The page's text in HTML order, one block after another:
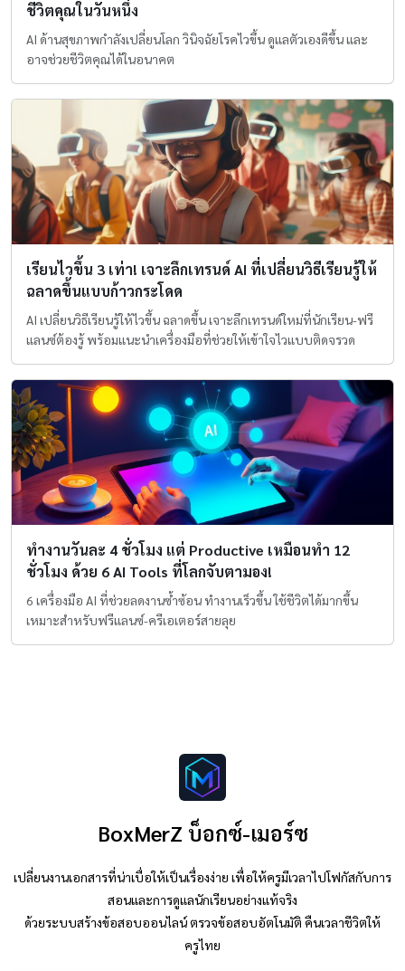
ชีวิตคุณในวันหนึ่ง
AI ด้านสุขภาพกำลังเปลี่ยนโลก วินิจฉัยโรคไวขึ้น ดูแลตัวเองดีขึ้น และ
อาจช่วยชีวิตคุณได้ในอนาคต
เรียนไวขึ้น 3 เท่า! เจาะลึกเทรนด์ AI ที่เปลี่ยนวิธีเรียนรู้ให้
ฉลาดขึ้นแบบก้าวกระโดด
AI เปลี่ยนวิธีเรียนรู้ให้ไวขึ้น ฉลาดขึ้น เจาะลึกเทรนด์ใหม่ที่นักเรียน-ฟรี
แลนซ์ต้องรู้ พร้อมแนะนำเครื่องมือที่ช่วยให้เข้าใจไวแบบติดจรวด
ทำงานวันละ 4 ชั่วโมง แต่ Productive เหมือนทำ 12
ชั่วโมง ด้วย 6 AI Tools ที่โลกจับตามอง!
6 เครื่องมือ AI ที่ช่วยลดงานซ้ำซ้อน ทำงานเร็วขึ้น ใช้ชีวิตได้มากขึ้น
เหมาะสำหรับฟรีแลนซ์-ครีเอเตอร์สายลุย
BoxMerZ บ็อกซ์-เมอร์ซ
เปลี่ยนงานเอกสารที่น่าเบื่อให้เป็นเรื่องง่าย เพื่อให้ครูมีเวลาไปโฟกัสกับการ
สอนและการดูแลนักเรียนอย่างแท้จริง
ด้วยระบบสร้างข้อสอบออนไลน์ ตรวจข้อสอบอัตโนมัติ คืนเวลาชีวิตให้
ครูไทย